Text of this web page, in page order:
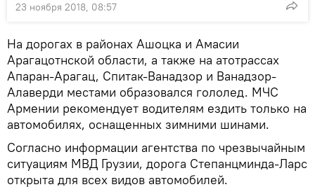
23 ноября 2018, 08:57
На дорогах в районах Ашоцка и Амасии
Арагацотнской области, а также на атотрассах
Апаран-Арагац, Спитак-Ванадзор и Ванадзор-
Алаверди местами образовался гололед. МЧС
Армении рекомендует водителям ездить только на
автомобилях, оснащенных зимними шинами.
Согласно информации агентства по чрезвычайным
ситуациям МВД Грузии, дорога Степанцминда-Ларс
открыта для всех видов автомобилей.